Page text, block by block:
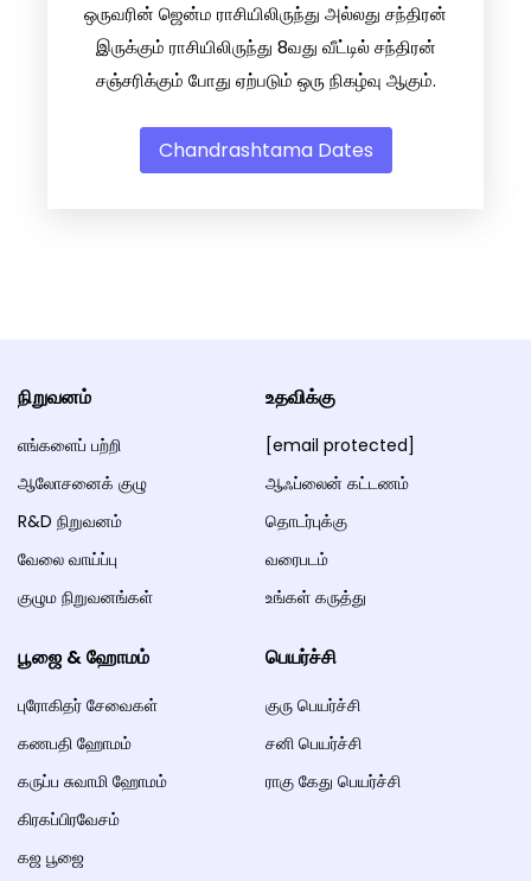
ஒருவரின் ஜென்ம ராசியிலிருந்து அல்லது சந்திரன்
இருக்கும் ராசியிலிருந்து 8வது வீட்டில் சந்திரன்
சஞ்சரிக்கும் போது ஏற்படும் ஒரு நிகழ்வு ஆகும்.
Chandrashtama Dates
நிறுவனம்
எங்களைப் பற்றி
ஆலோசனைக் குழு
R&D நிறுவனம்
வேலை வாய்ப்பு
குழும நிறுவனங்கள்
உதவிக்கு
[email protected]
ஆஃப்லைன் கட்டணம்
தொடர்புக்கு
வரைபடம்
உங்கள் கருத்து
பூஜை & ஹோமம்
புரோகிதர் சேவைகள்
கணபதி ஹோமம்
கருப்ப சுவாமி ஹோமம்
கிரகப்பிரவேசம்
கஜ பூஜை
பெயர்ச்சி
குரு பெயர்ச்சி
சனி பெயர்ச்சி
ராகு கேது பெயர்ச்சி